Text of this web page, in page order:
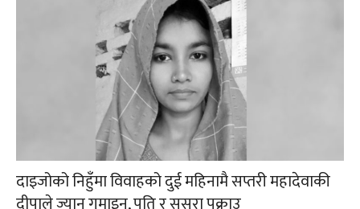
दाइजोको निहुँमा विवाहको दुई महिनामै सप्तरी महादेवाकी